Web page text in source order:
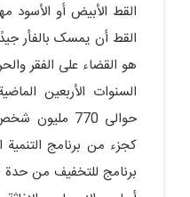
القط الأبیض أو الأسود
القط أن یمسک بالفأر
هو القضاء على الفقر
السنوات الأربعین
حوالی 770
کجزء من برنامج
برنامج للتخفیف من حدة